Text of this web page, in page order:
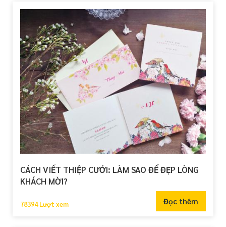
CÁCH VIẾT THIỆP CƯỚI: LÀM SAO ĐỂ ĐẸP LÒNG
KHÁCH MỜI?
78394 Lượt xem Đọc thêm